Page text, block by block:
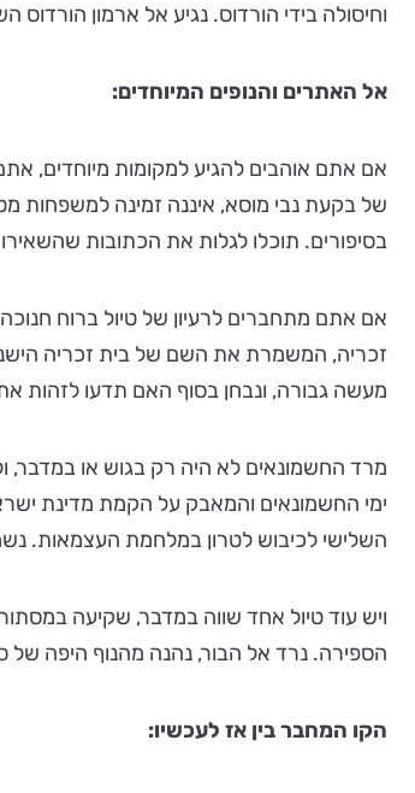
וחיסולה בידי הורדוס. נגיע אל ארמון
אל האתרים והנופים המיוחדים:
אם אתם אוהבים להגיע למקומות מיוחדים,
של בקעת נבי מוסא, איננה זמינה למשפחות
בסיפורים. תוכלו לגלות את הכתובות
אם אתם מתחברים לרעיון של טיול ברוח
זכריה, המשמרת את השם של בית זכריה
מעשה גבורה, ונבחן בסוף האם תדעו לזהות
מרד החשמונאים לא היה רק בגוש או במדבר,
ימי החשמונאים והמאבק על הקמת מדינת
השלישי לכיבוש לטרון במלחמת העצמאות.
הספירה. נרד אל הבור, נהנה מהנוף היפה
הקו המחבר בין אז לעכשיו: